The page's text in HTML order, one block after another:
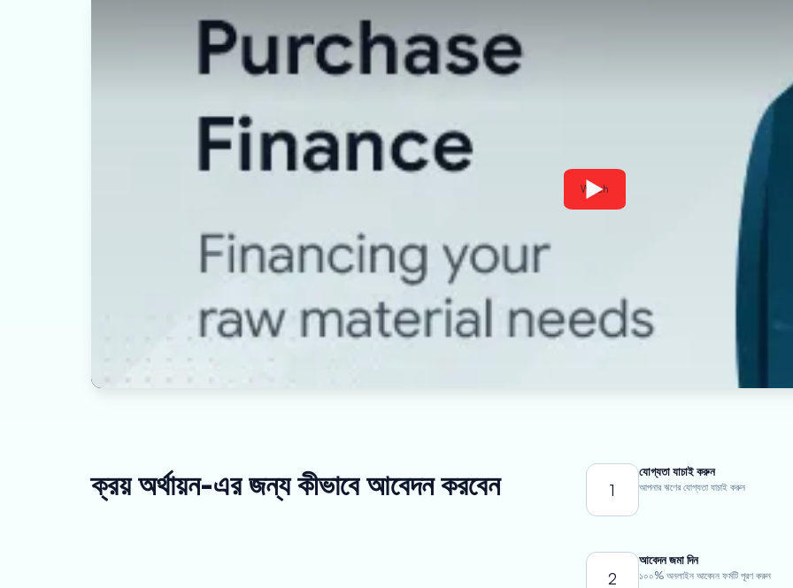
Watch
ক্রয় অর্থায়ন-এর জন্য কীভাবে আবেদন করবেন 1
যোগ্যতা যাচাই করুন
আপনার ঋণের যোগ্যতা যাচাই করুন
2
আবেদন জমা দিন
১০০% অনলাইন আবেদন ফর্মটি পূরণ করুন